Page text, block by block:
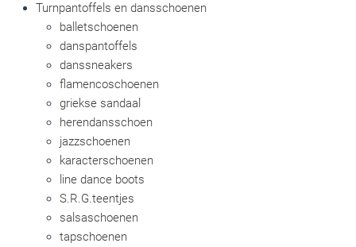
Turnpantoffels en dansschoenen
balletschoenen
danspantoffels
danssneakers
flamencoschoenen
griekse sandaal
herendansschoen
jazzschoenen
karacterschoenen
line dance boots
S.R.G.teentjes
salsaschoenen
tapschoenen